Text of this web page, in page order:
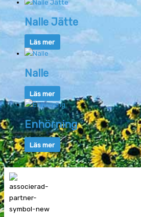
Nalle Jätte
Läs mer
Nalle
Läs mer
Enhörning
Läs mer